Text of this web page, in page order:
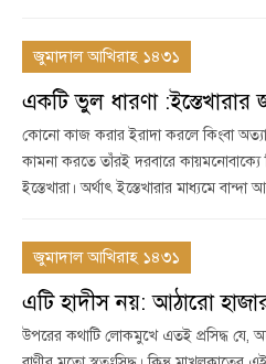
জুমাদাল আখিরাহ ১৪৩১
একটি ভুল ধারণা
কোনো কাজ করার ইরাদা করলে কিংবা
কামনা করতে তাঁরই দরবারে কায়মনোবাক্যে
ইস্তেখারা। অর্থাৎ ইস্তেখারার মাধ্যমে বান্দা
জুমাদাল আখিরাহ ১৪৩১
এটি হাদীস নয়: আঠারো
উপরের কথাটি লোকমুখে এতই প্রসিদ্ধ যে,